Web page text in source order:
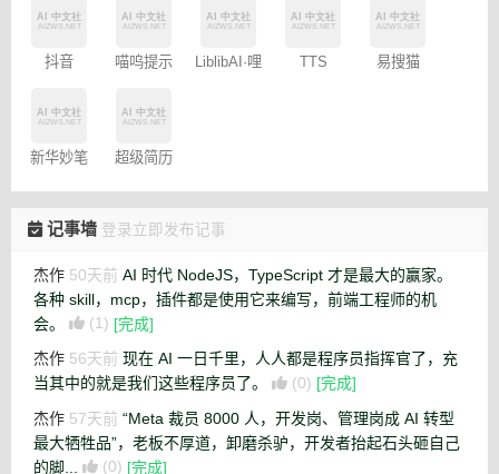
记
抖音
– 免费
喵呜提示
LiblibAI·哩
TTS
易搜猫
新华妙笔
超级简历
记事墙 登录立即发布记事
杰作 50天前 AI 时代 NodeJS，TypeScript 才是最大的赢家。
各种 skill，mcp，插件都是使用它来编写，前端工程师的机
会。
(1) [完成]
杰作 56天前 现在 AI 一日千里，人人都是程序员指挥官了，充
当其中的就是我们这些程序员了。
(0) [完成]
杰作 57天前 “Meta 裁员 8000 人，开发岗、管理岗成 AI 转型
最大牺牲品”，老板不厚道，卸磨杀驴，开发者抬起石头砸自己
的脚...
(0) [完成]